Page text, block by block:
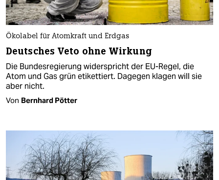
Ökolabel für Atomkraft und Erdgas
Deutsches Veto ohne Wirkung
Die Bundesregierung widerspricht der EU-Regel, die
Atom und Gas grün etikettiert. Dagegen klagen will sie
aber nicht.
Von Bernhard Pötter